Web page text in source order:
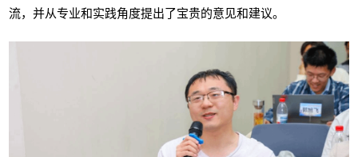
流，并从专业和实践角度提出了宝贵的意见和建议。